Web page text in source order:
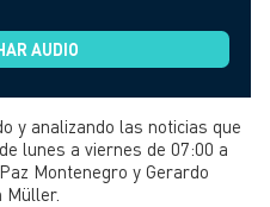
AUDIO
y analizando las noticias que
lunes a viernes de 07:00 a
Montenegro y Gerardo
Müller.